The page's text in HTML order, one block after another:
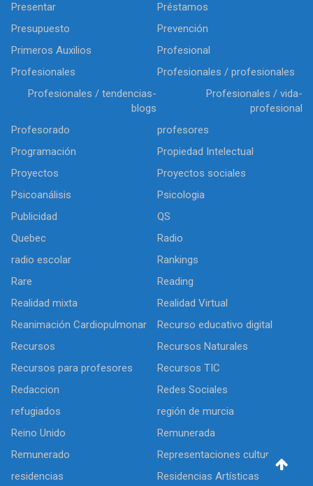
Presentar
Préstamos
Presupuesto
Prevención
Primeros Auxilios
Profesional
Profesionales
Profesionales / profesionales
Profesionales / tendencias-
blogs
Profesionales / vida-
profesional
Profesorado
profesores
Programación
Propiedad Intelectual
Proyectos
Proyectos sociales
Psicoanálisis
Psicologia
Publicidad
QS
Quebec
Radio
radio escolar
Rankings
Rare
Reading
Realidad mixta
Realidad Virtual
Reanimación Cardiopulmonar
Recurso educativo digital
Recursos
Recursos Naturales
Recursos para profesores
Recursos TIC
Redaccion
Redes Sociales
refugiados
región de murcia
Reino Unido
Remunerada
Remunerado
Representaciones culturales
residencias
Residencias Artísticas